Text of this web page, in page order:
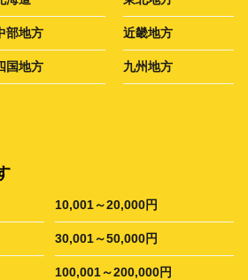
部地方 近畿地方
国地方 九州地方
10,001～20,000円
30,001～50,000円
100,001～200,000円